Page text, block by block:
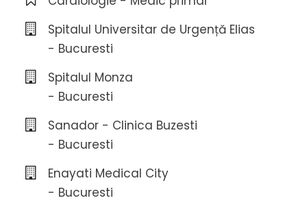
Spitalul Universitar de Urgență Elias
- Bucuresti
Spitalul Monza
- Bucuresti
Sanador - Clinica Buzesti
- Bucuresti
Enayati Medical City
- Bucuresti